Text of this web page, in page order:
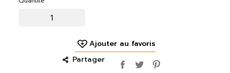
Ajouter au favoris
Partager